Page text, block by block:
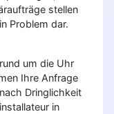
stellen
Problem dar.
um die Uhr
Ihre Anfrage
Dringlichkeit
in